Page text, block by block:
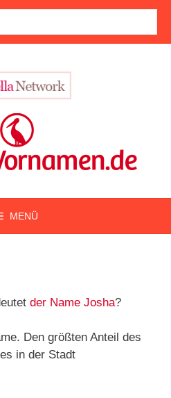
MENÜ
der Name Josha?
Den größten Anteil des
in der Stadt